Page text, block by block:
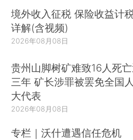
境外收入征税 保险收益计
详解(含视频)
2026年08月08日
贵州山脚树矿难致16人死
三年 矿长涉罪被罢免全国人
大代表
2026年08月08日
专栏｜沃什遭遇信任危机